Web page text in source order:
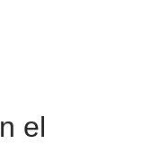
el